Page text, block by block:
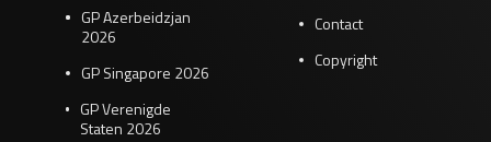
GP Azerbeidzjan
2026
GP Singapore 2026
GP Verenigde
Staten 2026
Contact
Copyright